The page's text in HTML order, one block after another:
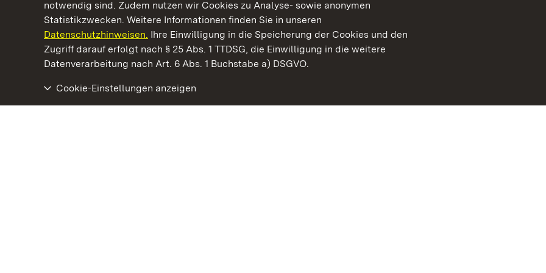
notwendig sind. Zudem nutzen wir Cookies zu Analyse- sowie anonymen
Statistikzwecken. Weitere Informationen finden Sie in unseren
Datenschutzhinweisen. Ihre Einwilligung in die Speicherung der Cookies und den
Zugriff darauf erfolgt nach § 25 Abs. 1 TTDSG, die Einwilligung in die weitere
Datenverarbeitung nach Art. 6 Abs. 1 Buchstabe a) DSGVO.
Cookie-Einstellungen anzeigen
Kommen. Staunen. Genießen.